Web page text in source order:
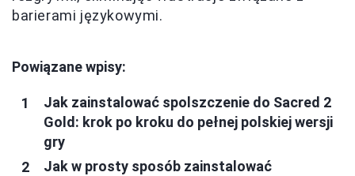
barierami językowymi.
Powiązane wpisy:
Jak zainstalować spolszczenie do Sacred 2
Gold: krok po kroku do pełnej polskiej wersji
gry
Jak w prosty sposób zainstalować